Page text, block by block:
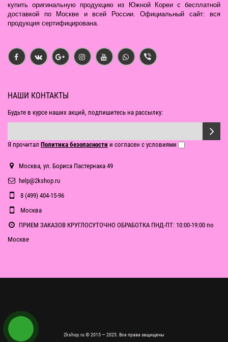
купить оригинальную продукцию из Южной Кореи с бесплатной
доставкой по Москве и всей России. Официальный сайт: вся
продукция сертифицирована.
НАШИ КОНТАКТЫ
Будьте в курсе наших акций, подпишитесь на рассылку:
Я прочитал Политика безопасности и согласен с условиями
Москва, ул. Бориса Пастернака 49
help@2kshop.ru
8 (499) 404-15-96
Москва
ПРИЕМ ЗАКАЗОВ КРУГЛОСУТОЧНО ОБРАБОТКА ПНД-ПТ: 10:00-19:00 по
Москве
2kshop.ru © 2015 — 2025. Все права защищены